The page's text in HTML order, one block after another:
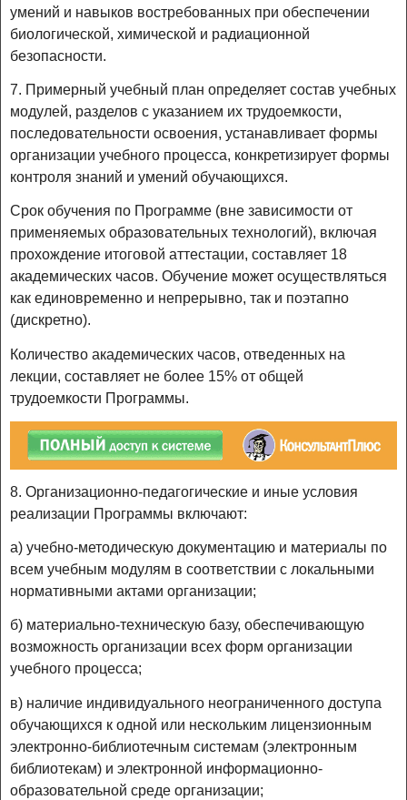
умений и навыков востребованных при обеспечении
биологической, химической и радиационной
безопасности.
7. Примерный учебный план определяет состав учебных
модулей, разделов с указанием их трудоемкости,
последовательности освоения, устанавливает формы
организации учебного процесса, конкретизирует формы
контроля знаний и умений обучающихся.
Срок обучения по Программе (вне зависимости от
применяемых образовательных технологий), включая
прохождение итоговой аттестации, составляет 18
академических часов. Обучение может осуществляться
как единовременно и непрерывно, так и поэтапно
(дискретно).
Количество академических часов, отведенных на
лекции, составляет не более 15% от общей
трудоемкости Программы.
8. Организационно-педагогические и иные условия
реализации Программы включают:
а) учебно-методическую документацию и материалы по
всем учебным модулям в соответствии с локальными
нормативными актами организации;
б) материально-техническую базу, обеспечивающую
возможность организации всех форм организации
учебного процесса;
в) наличие индивидуального неограниченного доступа
обучающихся к одной или нескольким лицензионным
электронно-библиотечным системам (электронным
библиотекам) и электронной информационно-
образовательной среде организации;